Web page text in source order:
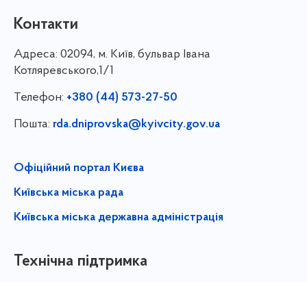
Контакти
Адреса: 02094, м. Київ, бульвар Івана
Котляревського,1/1
Телефон: +380 (44) 573-27-50
Пошта: rda.dniprovska@kyivcity.gov.ua
Офіційний портал Києва
Київська міська рада
Київська міська державна адміністрація
Технічна підтримка